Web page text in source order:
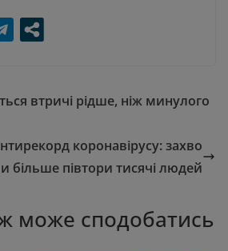
втричі рідше, ніж минулого
коронавірусу: захво
більше півтори тисячі людей
може сподобатись